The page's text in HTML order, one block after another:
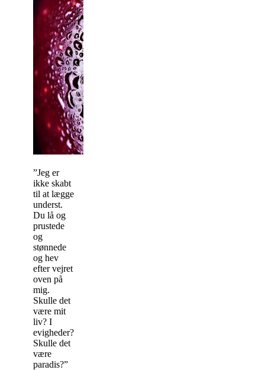
”Jeg er
ikke skabt
til at lægge
underst.
Du lå og
prustede
og
stønnede
og hev
efter vejret
oven på
mig.
Skulle det
være mit
liv? I
evigheder?
Skulle det
være
paradis?”